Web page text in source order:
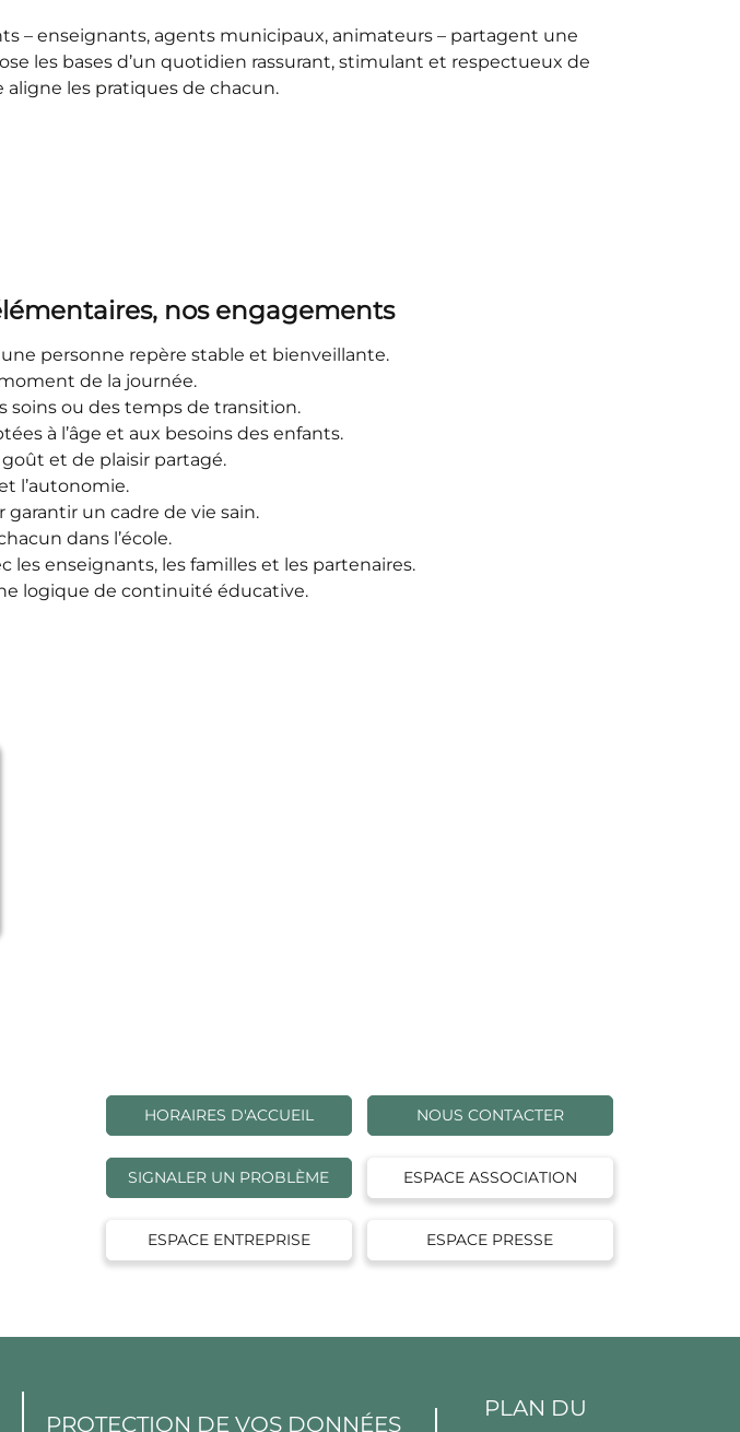
– enseignants, agents municipaux, animateurs – partagent une
les bases d’un quotidien rassurant, stimulant et respectueux de
les pratiques de chacun.
nos engagements
personne repère stable et bienveillante.
de la journée.
soins ou des temps de transition.
à l’âge et aux besoins des enfants.
et de plaisir partagé.
l’autonomie.
garantir un cadre de vie sain.
dans l’école.
enseignants, les familles et les partenaires.
logique de continuité éducative.
HORAIRES D'ACCUEIL NOUS CONTACTER
SIGNALER UN PROBLÈME ESPACE ASSOCIATION
ESPACE ENTREPRISE ESPACE PRESSE
PROTECTION DE VOS DONNÉES
PLAN DU